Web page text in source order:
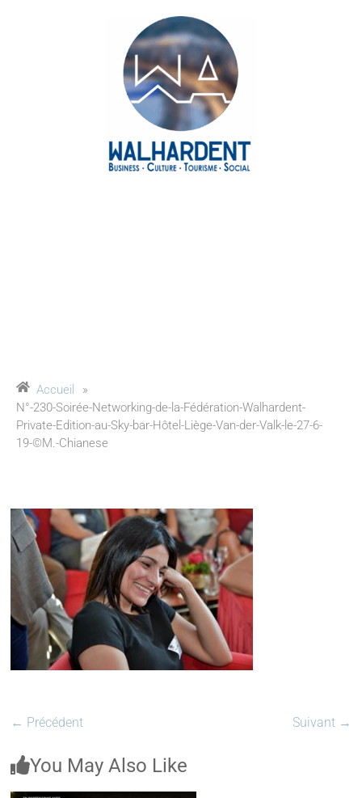
Accueil
»
N°-230-Soirée-Networking-de-la-Fédération-Walhardent-
Private-Edition-au-Sky-bar-Hôtel-Liège-Van-der-Valk-le-27-6-
19-©M.-Chianese
← Précédent Suivant →
You May Also Like